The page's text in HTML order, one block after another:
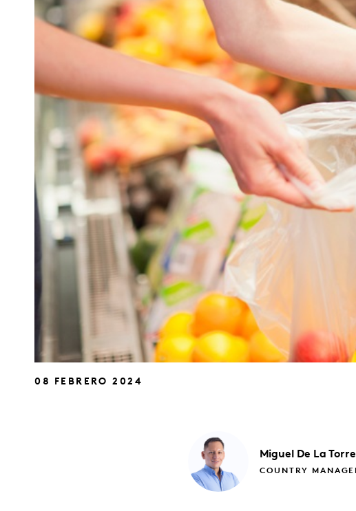
08 FEBRERO 2024
Miguel De La Torre
COUNTRY